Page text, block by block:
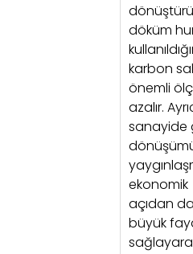
döküm
karbon
önemli
azalır.
sanayide
ekonomik
açıdan da
büyük